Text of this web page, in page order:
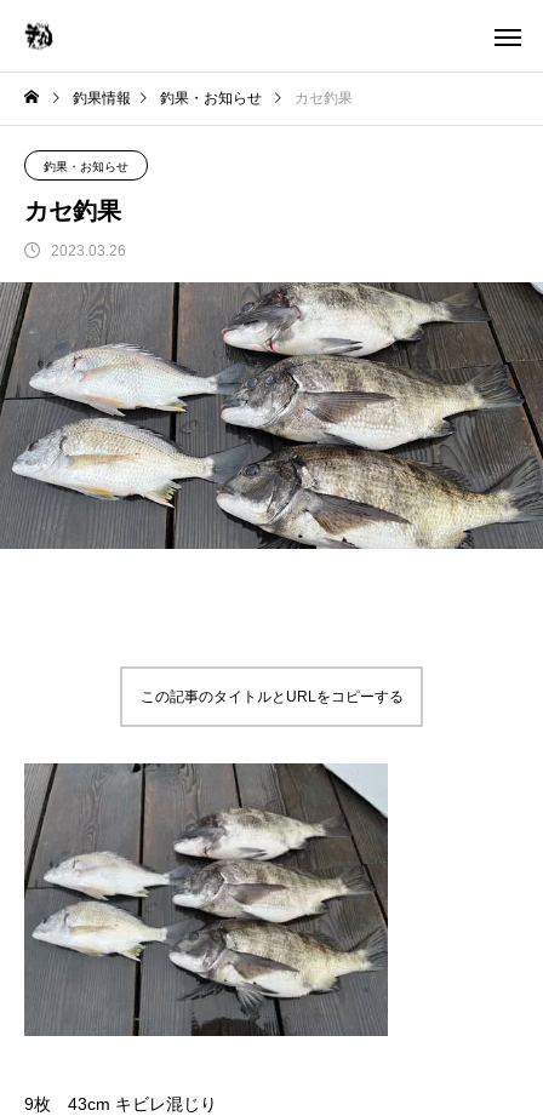
釣果情報 釣果・お知らせ カセ釣果
釣果・お知らせ
カセ釣果
2023.03.26
この記事のタイトルとURLをコピーする
9枚 43cm キビレ混じり